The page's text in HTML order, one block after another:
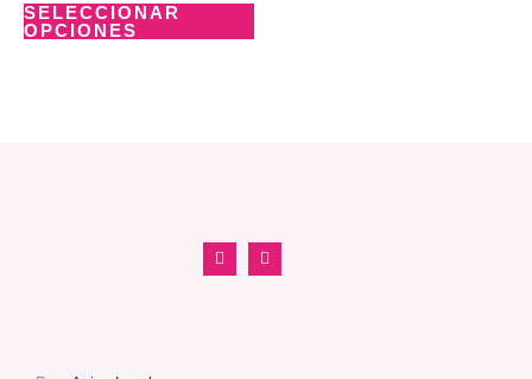
SELECCIONAR
OPCIONES